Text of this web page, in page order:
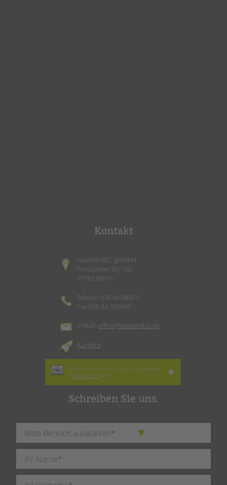
Kontakt
tandem BTL gGmbH
Potsdamer Str. 182
10783 Berlin
Telefon 030 443360-0
Fax 030 44 336040
E-Mail: office@tandembtl.de
Karriere
Melden Sie sich hier für unseren
Newsletter an.
Schreiben Sie uns.